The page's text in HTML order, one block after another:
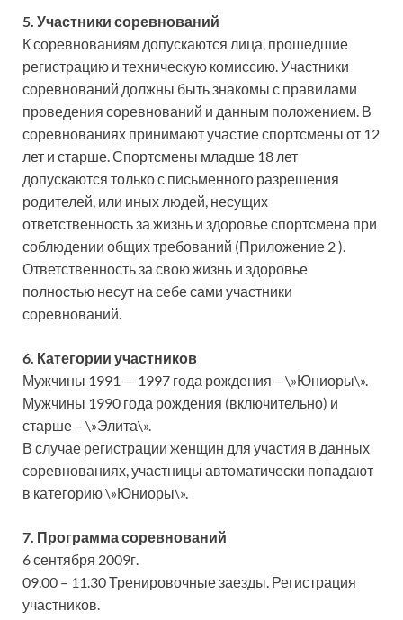
5. Участники соревнований
К соревнованиям допускаются лица, прошедшие
регистрацию и техническую комиссию. Участники
соревнований должны быть знакомы с правилами
проведения соревнований и данным положением. В
соревнованиях принимают участие спортсмены от 12
лет и старше. Спортсмены младше 18 лет
допускаются только с письменного разрешения
родителей, или иных людей, несущих
ответственность за жизнь и здоровье спортсмена при
соблюдении общих требований (Приложение 2 ).
Ответственность за свою жизнь и здоровье
полностью несут на себе сами участники
соревнований.
6. Категории участников
Мужчины 1991 — 1997 года рождения – \»Юниоры\».
Мужчины 1990 года рождения (включительно) и
старше – \»Элита\».
В случае регистрации женщин для участия в данных
соревнованиях, участницы автоматически попадают
в категорию \»Юниоры\».
7. Программа соревнований
6 сентября 2009г.
09.00 – 11.30 Тренировочные заезды. Регистрация
участников.